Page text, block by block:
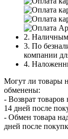
2.
3. По
компании
4.
Могут ли товары
обменены:
- Возврат
14 дней после
- Обмен товара
дней после